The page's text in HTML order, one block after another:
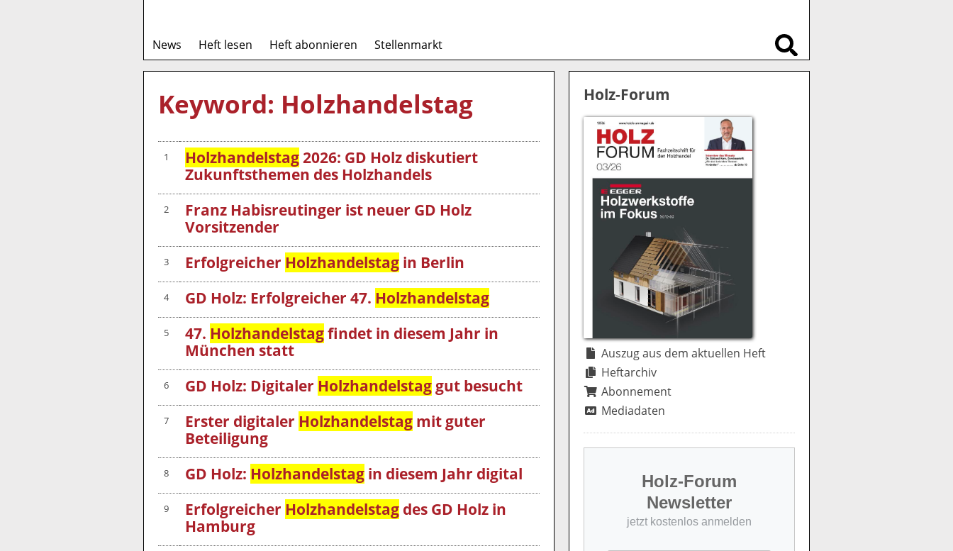
News Heft lesen Heft abonnieren
Stellenmarkt
S
Keyword: Holzhandelstag
1 Holzhandelstag2026: GD Holz diskutiert
Zukunftsthemen des Holzhandels
2
Franz Habisreutinger ist neuer GD Holz
Vorsitzender
3 Erfolgreicher Holzhandelstag in Berlin
4 GD Holz: Erfolgreicher 47. Holzhandelstag
5 47. Holzhandelstagfindet in diesem Jahr in
München statt
6 GD Holz: Digitaler Holzhandelstag gut besucht
7 Erster digitaler Holzhandelstag mit guter
Beteiligung
8 GD Holz: Holzhandelstag in diesem Jahr digital
9 Erfolgreicher Holzhandelstag des GD Holz in
Hamburg
Holz-Forum
Auszug aus dem aktuellen Heft
Heftarchiv
Abonnement
Mediadaten
Holz-Forum
Newsletter
jetzt kostenlos anmelden